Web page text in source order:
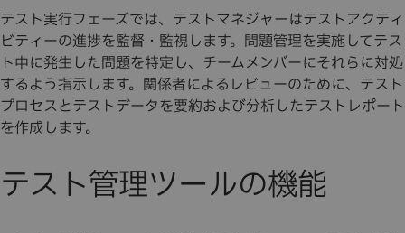
テスト実行フェーズでは、テストマネジャーはテストアクティ
ビティーの進捗を監督・監視します。問題管理を実施してテス
ト中に発生した問題を特定し、チームメンバーにそれらに対処
するよう指示します。関係者によるレビューのために、テスト
プロセスとテストデータを要約および分析したテストレポート
を作成します。
テスト管理ツールの機能